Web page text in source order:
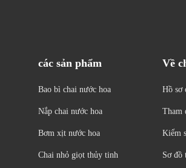
các sản phẩm
Bao bì chai nước hoa
Nắp chai nước hoa
Bơm xịt nước hoa
Chai nhỏ giọt thủy tinh
Về
Hồ sơ
Tham
Kiểm
Sơ đồ